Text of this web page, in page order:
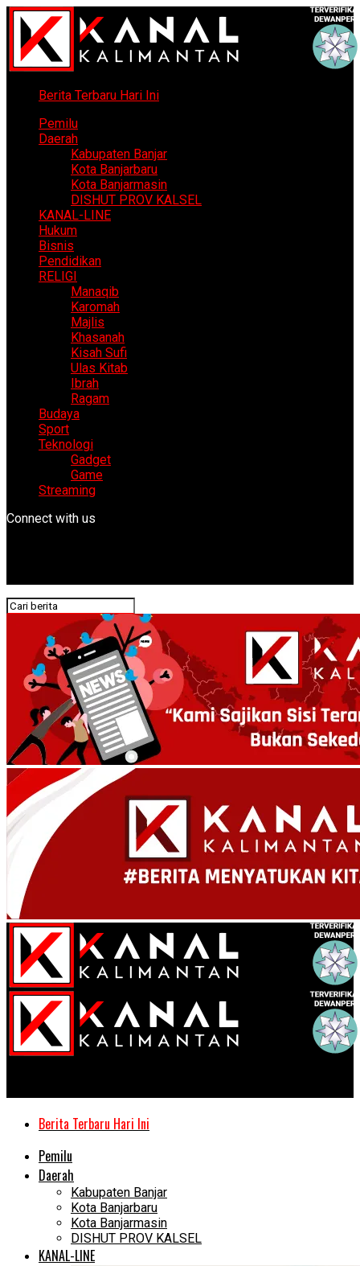
Berita Terbaru Hari Ini
Pemilu
Daerah
Kabupaten Banjar
Kota Banjarbaru
Kota Banjarmasin
DISHUT PROV KALSEL
KANAL-LINE
Hukum
Bisnis
Pendidikan
RELIGI
Manaqib
Karomah
Majlis
Khasanah
Kisah Sufi
Ulas Kitab
Ibrah
Ragam
Budaya
Sport
Teknologi
Gadget
Game
Streaming
Connect with us
Berita Terbaru Hari Ini
Pemilu
Daerah
Kabupaten Banjar
Kota Banjarbaru
Kota Banjarmasin
DISHUT PROV KALSEL
KANAL-LINE